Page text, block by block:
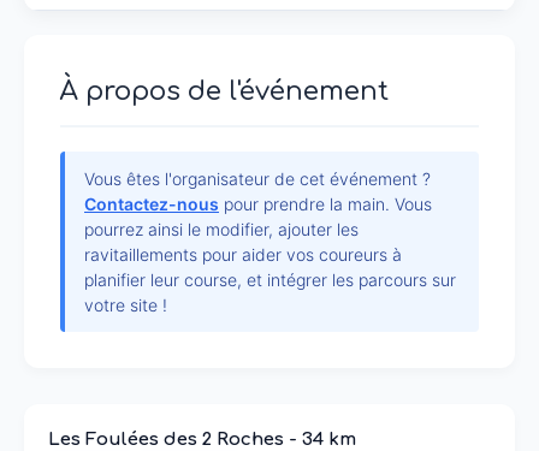
À propos de l'événement
Vous êtes l'organisateur de cet événement ?
Contactez-nous pour prendre la main. Vous
pourrez ainsi le modifier, ajouter les
ravitaillements pour aider vos coureurs à
planifier leur course, et intégrer les parcours sur
votre site !
Les Foulées des 2 Roches - 34 km